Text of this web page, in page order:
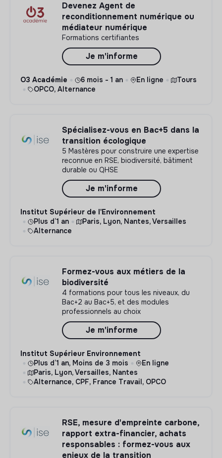
Devenez Agent de
reconditionnement numérique ou
médiateur numérique
Formations certifiantes
Je m'informe
O3 Académie 6 mois - 1 an En ligne
Tours
OPCO, Alternance
Spécialisez-vous en Bac+5 dans la
transition écologique
5 Mastères pour construire une expertise
reconnue en RSE, biodiversité, bâtiment
durable ou QHSE
Je m'informe
Institut Supérieur de l'Environnement
Plus d’1 an
Paris, Lyon, Nantes, Versailles
Alternance
Formez-vous aux métiers de la
biodiversité
4 formations pour tous les niveaux, du
Bac+2 au Bac+5, et des modules
professionnels au choix
Je m'informe
Institut Supérieur Environnement
Plus d’1 an, Moins de 3 mois
En ligne
Paris, Lyon, Versailles, Nantes
Alternance, CPF, France Travail, OPCO
RSE, mesure d'empreinte carbone,
rapport extra-financier, achats
responsables : formez-vous aux
enjeux de la transition